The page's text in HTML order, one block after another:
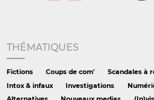
THÉMATIQUES
Fictions Coups de com'
Scandales à
Intox & infaux
Investigations